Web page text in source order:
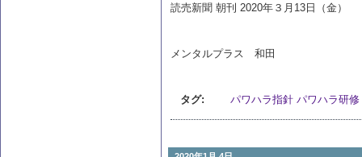
読売新聞 朝刊 2020年３月13日（金）
メンタルプラス 和田
タグ: パワハラ指針 パワハラ研修